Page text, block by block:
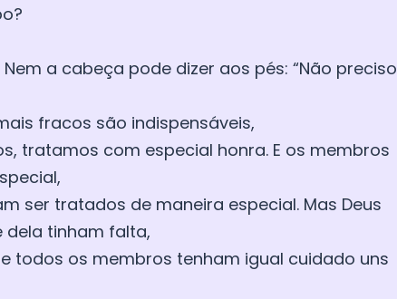
a cabeça pode dizer aos pés: “Não preciso
fracos são indispensáveis,
tratamos com especial honra. E os membros
ser tratados de maneira especial. Mas Deus
tinham falta,
todos os membros tenham igual cuidado uns